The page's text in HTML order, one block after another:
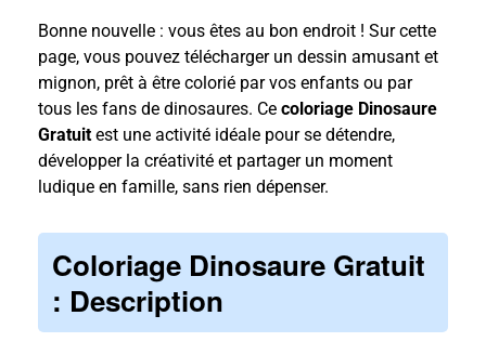
Bonne nouvelle : vous êtes au bon endroit ! Sur cette
page, vous pouvez télécharger un dessin amusant et
mignon, prêt à être colorié par vos enfants ou par
tous les fans de dinosaures. Ce coloriage Dinosaure
Gratuit est une activité idéale pour se détendre,
développer la créativité et partager un moment
ludique en famille, sans rien dépenser.
Coloriage Dinosaure Gratuit
: Description